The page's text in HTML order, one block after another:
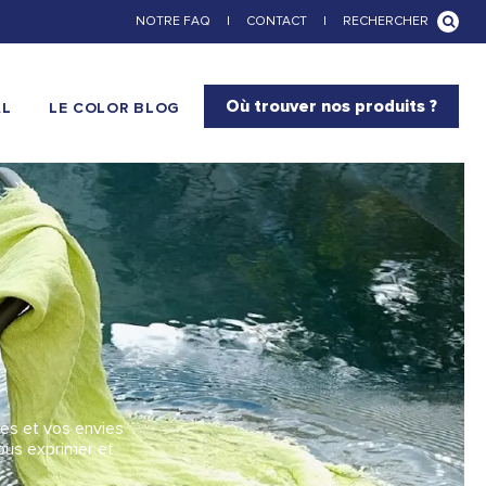
NOTRE FAQ | CONTACT | RECHERCHER
LE COLOR BLOG Où trouver nos produits ?
et vos envies
exprimer et